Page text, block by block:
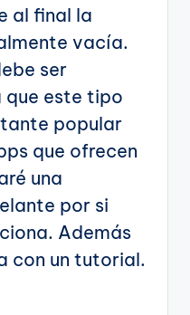
al final la
vacía.
ser
este tipo
popular
que ofrecen
una
por si
Además
con un tutorial.